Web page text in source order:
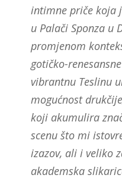
intimne priče koja
u Palači Sponza u
promjenom
gotičko-
vibrantnu Teslinu
mogućnost
koji akumulira
scenu što mi
izazov, ali i veliko
akademska